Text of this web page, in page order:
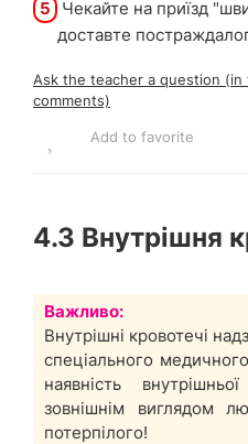
5
Чекайте на приїзд
доставте
Ask the teacher a question (in
comments)
Add to favorite
4.3 Внутрішня
Важливо:
Внутрішні кровотечі
спеціального
наявність
зовнішнім виглядом
потерпілого!